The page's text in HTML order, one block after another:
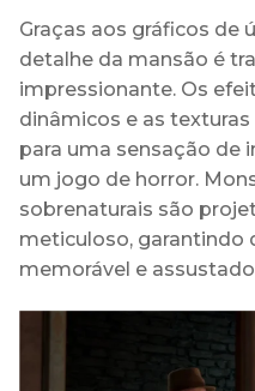
Graças aos gráficos de
detalhe da mansão é
impressionante. Os
dinâmicos e as
para uma sensação de
um jogo de horror.
sobrenaturais são
meticuloso, garantindo
memorável e